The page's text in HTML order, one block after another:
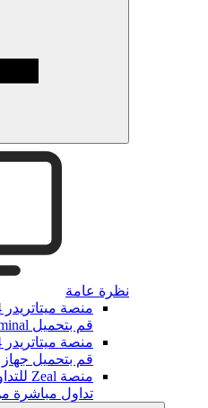
نظرة عامة
منصة ميتاتريدر ZFX 4 للكمبيوتر
قم بتحميل MT4 Terminal لأجهزة Windows
منصة ميتاتريدر ZFX 4 لنظام تشغيل Mac
قم بتحميل جهاز Mac MT4 الطرفية لأجهزة Mac
منصة Zeal للتداول عبر الانترنت
تداول مباشرة